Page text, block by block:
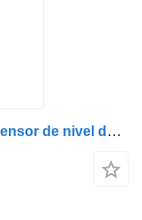
Scania R-Series 1882992, 2568900 sensor de nivel de combustible para Scania camión